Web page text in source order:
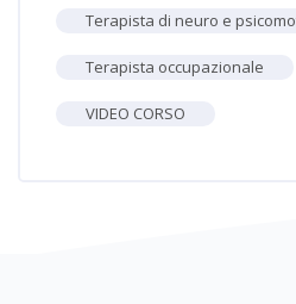
Terapista di neuro e
Terapista occupazionale
VIDEO CORSO